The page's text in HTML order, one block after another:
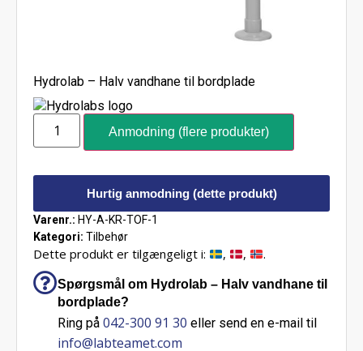
Hydrolab – Halv vandhane til bordplade
Anmodning (flere produkter)
Hurtig anmodning (dette produkt)
Varenr.: HY-A-KR-TOF-1
Kategori: Tilbehør
Dette produkt er tilgængeligt i: , , .
Spørgsmål om Hydrolab – Halv vandhane til
bordplade?
Ring på 042-300 91 30 eller send en e-mail til
info@labteamet.com